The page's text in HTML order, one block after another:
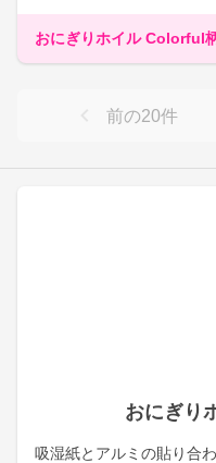
おにぎり
吸湿紙とアルミの貼り合
おにぎりホイル Colorful
前の20件